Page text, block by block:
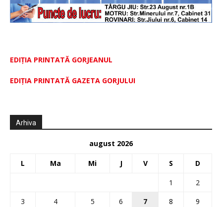
EDIȚIA PRINTATĂ GORJEANUL
EDIŢIA PRINTATĂ GAZETA GORJULUI
Arhiva
august 2026
L Ma Mi J V S D
1
2
3
4 5 6 7 8
9